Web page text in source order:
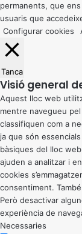
permanents, que
usuaris que
Configurar cookies
Tanca
Visió general
Aquest lloc web
mentre navegueu
classifiquen com a
ja que són
bàsiques del lloc
ajuden a analitzar i
cookies
consentiment.
Però desactivar
experiència de
Necessaries